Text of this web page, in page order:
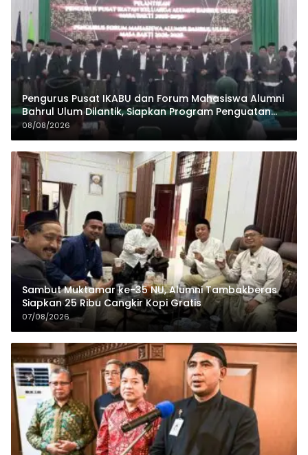
Pengurus Pusat IKABU dan Forum Mahasiswa Alumni
Bahrul Ulum Dilantik, Siapkan Program Penguatan
Organisasi dan Ekonomi
08/08/2026
Sambut Muktamar ke-35 NU, Alumni Tambakberas
Siapkan 25 Ribu Cangkir Kopi Gratis
07/08/2026